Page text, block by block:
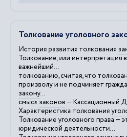
Толкование уголовного
История развития толкования
Толкование, или интерпретация
важнейший...
толкованию, считая, что
произволу и не подчиняет
закону...
смыслзаконов — Кассационный
Характеристика толкования
Толкование уголовного права —
юридической деятельности...